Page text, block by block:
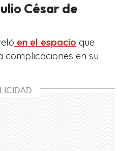
César de
en el espacio que
complicaciones en su